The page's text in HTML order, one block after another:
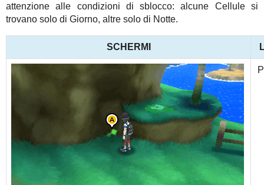
attenzione alle condizioni di sblocco: alcune Cellule si
trovano solo di Giorno, altre solo di Notte.
SCHERMI